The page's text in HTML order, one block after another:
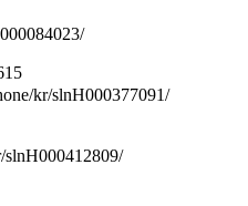
kr/slnH000377091/
slnH000412809/